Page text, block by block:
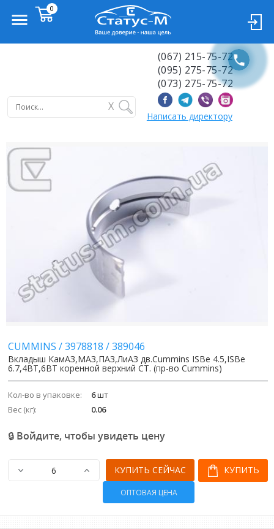
X
(067) 215-75-72
(095) 275-75-72
(073) 275-75-72
Написать директору
Previous
Image
CUMMINS /3978818 /389046
Вкладыш КамАЗ,МАЗ,ПАЗ,ЛиАЗ дв.Cummins ISBe 4.5,ISBe
6.7,4BT,6BT коренной верхний СТ. (пр-во Cummins)
Кол-во в упаковке: 6шт
Вес (кг):
0.06
🔒 Войдите, чтобы увидеть цену
КУПИТЬ
КУПИТЬ СЕЙЧАС
ОПТОВАЯ ЦЕНА